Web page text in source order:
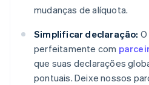
mudanças de alíquota.
Simplificar declaração:
perfeitamente com
que suas declarações
pontuais. Deixe nossos